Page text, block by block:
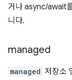
거나 async/await
니다.
managed
managed 저장소